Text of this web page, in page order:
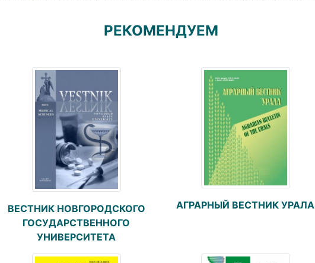
РЕКОМЕНДУЕМ
ВЕСТНИК НОВГОРОДСКОГО
ГОСУДАРСТВЕННОГО
УНИВЕРСИТЕТА
АГРАРНЫЙ ВЕСТНИК УРАЛА